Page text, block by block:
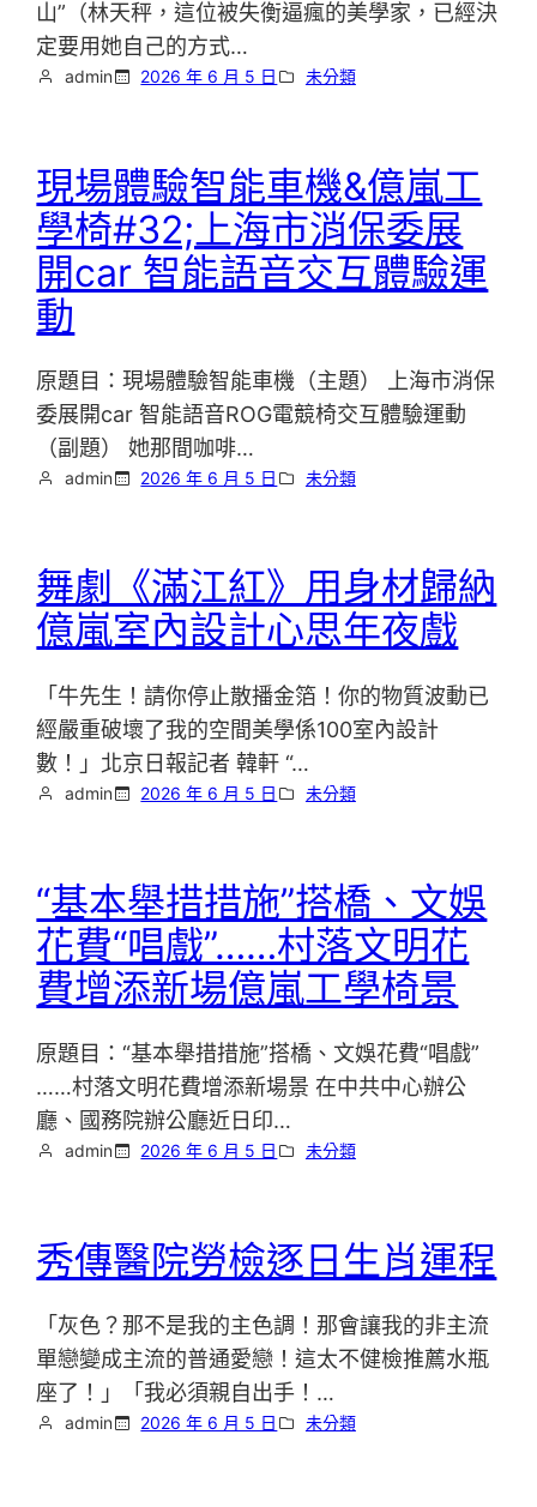
山”（林天秤，這位被失衡逼瘋的美學家，已經決
定要用她自己的方式…
admin 2026 年 6 月 5 日 未分類
現場體驗智能車機&億嵐工
學椅#32;上海市消保委展
開car 智能語音交互體驗運
動
原題目：現場體驗智能車機（主題） 上海市消保
委展開car 智能語音ROG電競椅交互體驗運動
（副題） 她那間咖啡…
admin 2026 年 6 月 5 日 未分類
舞劇《滿江紅》用身材歸納
億嵐室內設計心思年夜戲
「牛先生！請你停止散播金箔！你的物質波動已
經嚴重破壞了我的空間美學係100室內設計
數！」北京日報記者 韓軒 “…
admin 2026 年 6 月 5 日 未分類
“基本舉措措施”搭橋、文娛
花費“唱戲”……村落文明花
費增添新場億嵐工學椅景
原題目：“基本舉措措施”搭橋、文娛花費“唱戲”
……村落文明花費增添新場景 在中共中心辦公
廳、國務院辦公廳近日印…
admin 2026 年 6 月 5 日 未分類
秀傳醫院勞檢逐日生肖運程
「灰色？那不是我的主色調！那會讓我的非主流
單戀變成主流的普通愛戀！這太不健檢推薦水瓶
座了！」「我必須親自出手！…
admin 2026 年 6 月 5 日 未分類